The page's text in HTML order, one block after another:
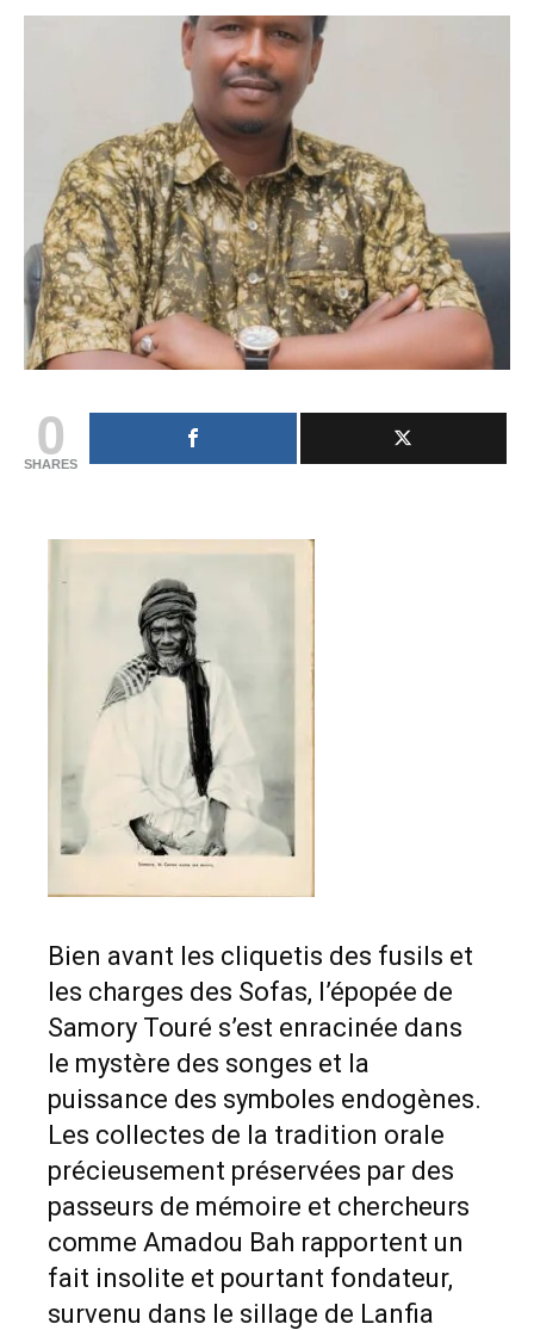
0
SHARES
Bien avant les cliquetis des fusils et
les charges des Sofas, l’épopée de
Samory Touré s’est enracinée dans
le mystère des songes et la
puissance des symboles endogènes.
Les collectes de la tradition orale
précieusement préservées par des
passeurs de mémoire et chercheurs
comme Amadou Bah rapportent un
fait insolite et pourtant fondateur,
survenu dans le sillage de Lanfia